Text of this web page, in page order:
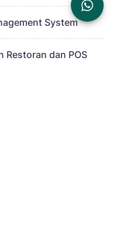
System
Restoran dan POS